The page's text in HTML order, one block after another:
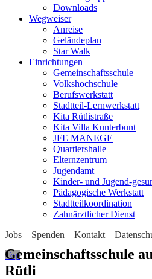
Downloads
Wegweiser
Anreise
Geländeplan
Star Walk
Einrichtungen
Gemeinschaftsschule
Volkshochschule
Berufswerkstatt
Stadtteil-Lernwerkstatt
Kita Rütlistraße
Kita Villa Kunterbunt
JFE MANEGE
Quartiershalle
Elternzentrum
Jugendamt
Kinder- und Jugend-
Pädagogische Werkstatt
Stadtteilkoordination
Zahnärztlicher Dienst
Jobs – Spenden – Kontakt –
Top
Gemeinschaftsschule
Rütli